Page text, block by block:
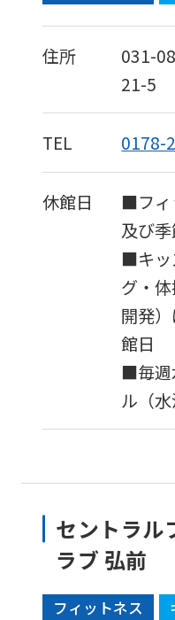
住所 031-
21-5
TEL 0178-
休館日
■フィ
及び
■キッ
グ・
開発
館日
■毎週
ル（
セントラル
ラブ 弘前
フィットネス